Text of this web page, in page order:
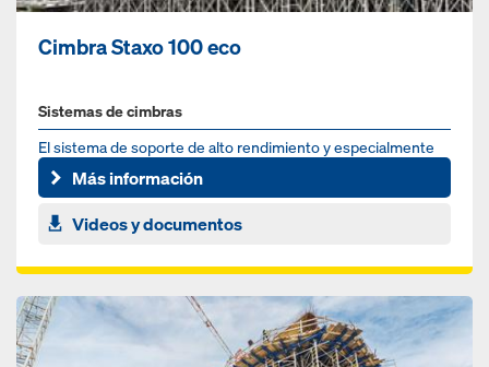
Cimbra Staxo 100 eco
Sistemas de cimbras
El sistema de soporte de alto rendimiento y especialmente
rentableMás información
Videos y documentos